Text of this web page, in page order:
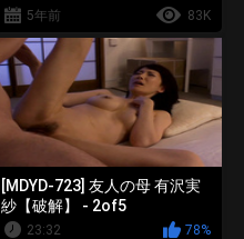
5年前
83K
[MDYD-723] 友人の母 有沢実
紗【破解】 - 2of5
23:32
78%